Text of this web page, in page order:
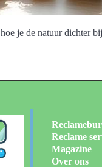
je de natuur dichter
Reclame
Magazine
Over ons